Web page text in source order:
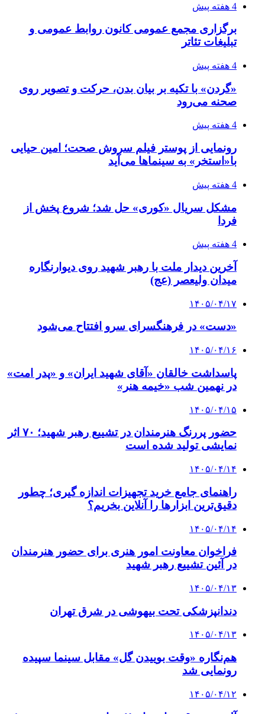
4 هفته پیش
برگزاری مجمع عمومی کانون روابط عمومی و
تبلیغات تئاتر
4 هفته پیش
«گردن» با تکیه بر بیان بدن، حرکت و تصویر روی
صحنه می‌رود
4 هفته پیش
رونمایی از پوستر فیلم سروش صحت؛ امین حیایی
با«استخر» به سینماها می‌آید
4 هفته پیش
مشکل سریال «کوری» حل شد؛ شروع پخش از
فردا
4 هفته پیش
آخرین دیدار ملت با رهبر شهید روی دیوارنگاره
میدان ولیعصر (عج)
۱۴۰۵/۰۴/۱۷
«دست» در فرهنگسرای سرو افتتاح می‌شود
۱۴۰۵/۰۴/۱۶
پاسداشت خالقان «آقای شهید ایران» و «پدر امت»
در نهمین شب «خیمه هنر»
۱۴۰۵/۰۴/۱۵
حضور پررنگ هنرمندان در تشییع رهبر شهید؛ ۷۰ اثر
نمایشی تولید شده است
۱۴۰۵/۰۴/۱۴
راهنمای جامع خرید تجهیزات اندازه گیری؛ چطور
دقیق‌ترین ابزارها را آنلاین بخریم؟
۱۴۰۵/۰۴/۱۴
فراخوان معاونت امور هنری برای حضور هنرمندان
در آئین تشییع رهبر شهید
۱۴۰۵/۰۴/۱۳
دندانپزشکی تحت بیهوشی در شرق تهران
۱۴۰۵/۰۴/۱۳
هم‌نگاره «وقت بوییدن گل» مقابل سینما سپیده
رونمایی شد
۱۴۰۵/۰۴/۱۲